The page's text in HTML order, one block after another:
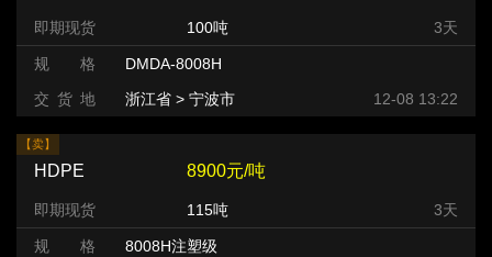
即期现货 100吨 3天
规 格
DMDA-8008H
交 货 地
浙江省 > 宁波市 12-08 13:22
【卖】
HDPE 8900元/吨
即期现货 115吨 3天
规 格
8008H注塑级